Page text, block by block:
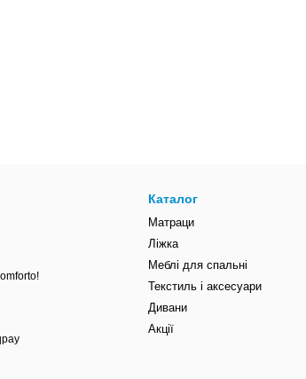
Каталог
Матраци
Ліжка
Меблі для спальні
Текстиль і аксесуари
Дивани
Акції